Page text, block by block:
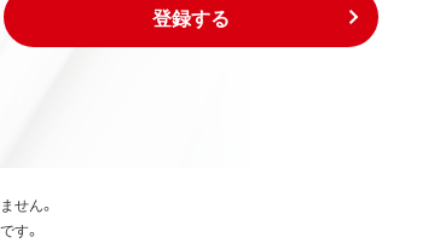
登録する
せん。
す。